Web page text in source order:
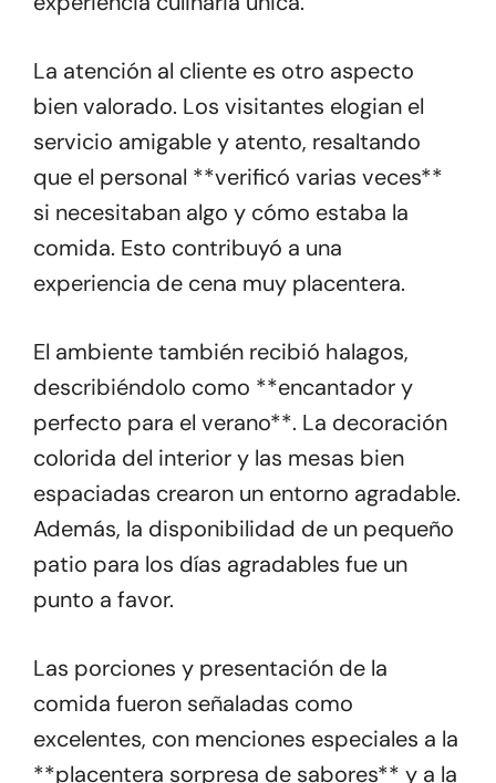
La atención al cliente es otro aspecto
bien valorado. Los visitantes elogian el
servicio amigable y atento, resaltando
que el personal **verificó varias veces**
si necesitaban algo y cómo estaba la
comida. Esto contribuyó a una
experiencia de cena muy placentera.
El ambiente también recibió halagos,
describiéndolo como **encantador y
perfecto para el verano**. La decoración
colorida del interior y las mesas bien
espaciadas crearon un entorno agradable.
Además, la disponibilidad de un pequeño
patio para los días agradables fue un
punto a favor.
Las porciones y presentación de la
comida fueron señaladas como
excelentes, con menciones especiales a la
**placentera sorpresa de sabores** y a la